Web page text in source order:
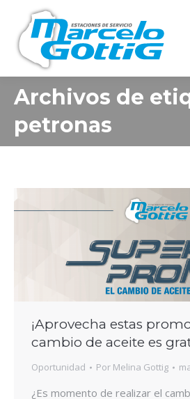
Archivos de
petronas
¡Aprovecha estas
cambio de aceite es
Oportunidad Por Melina Gottig
¿Es momento de realizar el